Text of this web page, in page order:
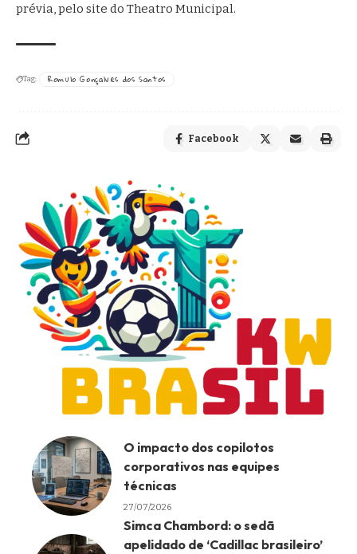
prévia, pelo site do Theatro Municipal.
Tag: Romulo Gonçalves dos Santos
Facebook
O impacto dos copilotos
corporativos nas equipes
técnicas
27/07/2026
Simca Chambord: o sedã
apelidado de ‘Cadillac brasileiro’